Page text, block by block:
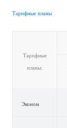
Тарифные планы
Тарифные
планы:
Эконом